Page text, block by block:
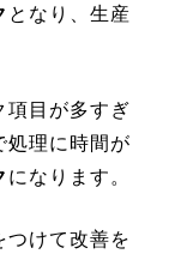
となり、生産
項目が多すぎ
処理に時間が
になります。
つけて改善を